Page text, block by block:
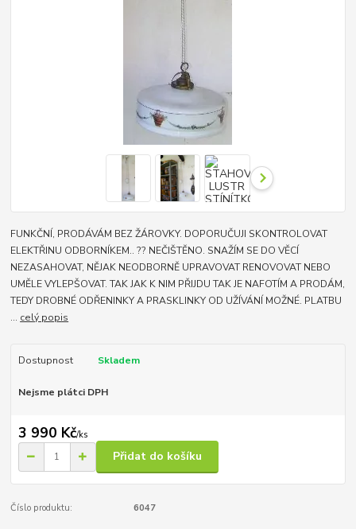
FUNKČNÍ, PRODÁVÁM BEZ ŽÁROVKY. DOPORUČUJI SKONTROLOVAT
ELEKTŘINU ODBORNÍKEM.. ?? NEČIŠTĚNO. SNAŽÍM SE DO VĚCÍ
NEZASAHOVAT, NĚJAK NEODBORNĚ UPRAVOVAT RENOVOVAT NEBO
UMĚLE VYLEPŠOVAT. TAK JAK K NIM PŘIJDU TAK JE NAFOTÍM A PRODÁM,
TEDY DROBNÉ ODŘENINKY A PRASKLINKY OD UŽÍVÁNÍ MOŽNÉ. PLATBU
... celý popis
Dostupnost Skladem
Nejsme plátci DPH
3 990 Kč/ks
Přidat do košíku
Číslo produktu: 6047